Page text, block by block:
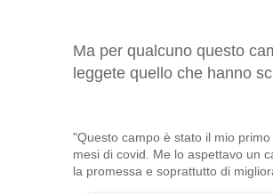
Ma per qualcuno questo
leggete quello che hanno
"Questo campo è stato il mio
mesi di covid. Me lo aspettavo un
la promessa e soprattutto di